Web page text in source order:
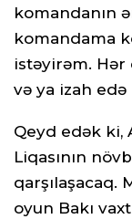
komandanın
komandama
istəyirəm. Hər
və ya izah edə
Qeyd edək ki,
Liqasının
qarşılaşacaq.
oyun Bakı